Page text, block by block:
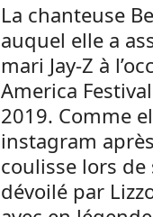
La chanteuse
auquel elle a
mari Jay-Z à
America
2019. Comme
instagram
coulisse lors
dévoilé par